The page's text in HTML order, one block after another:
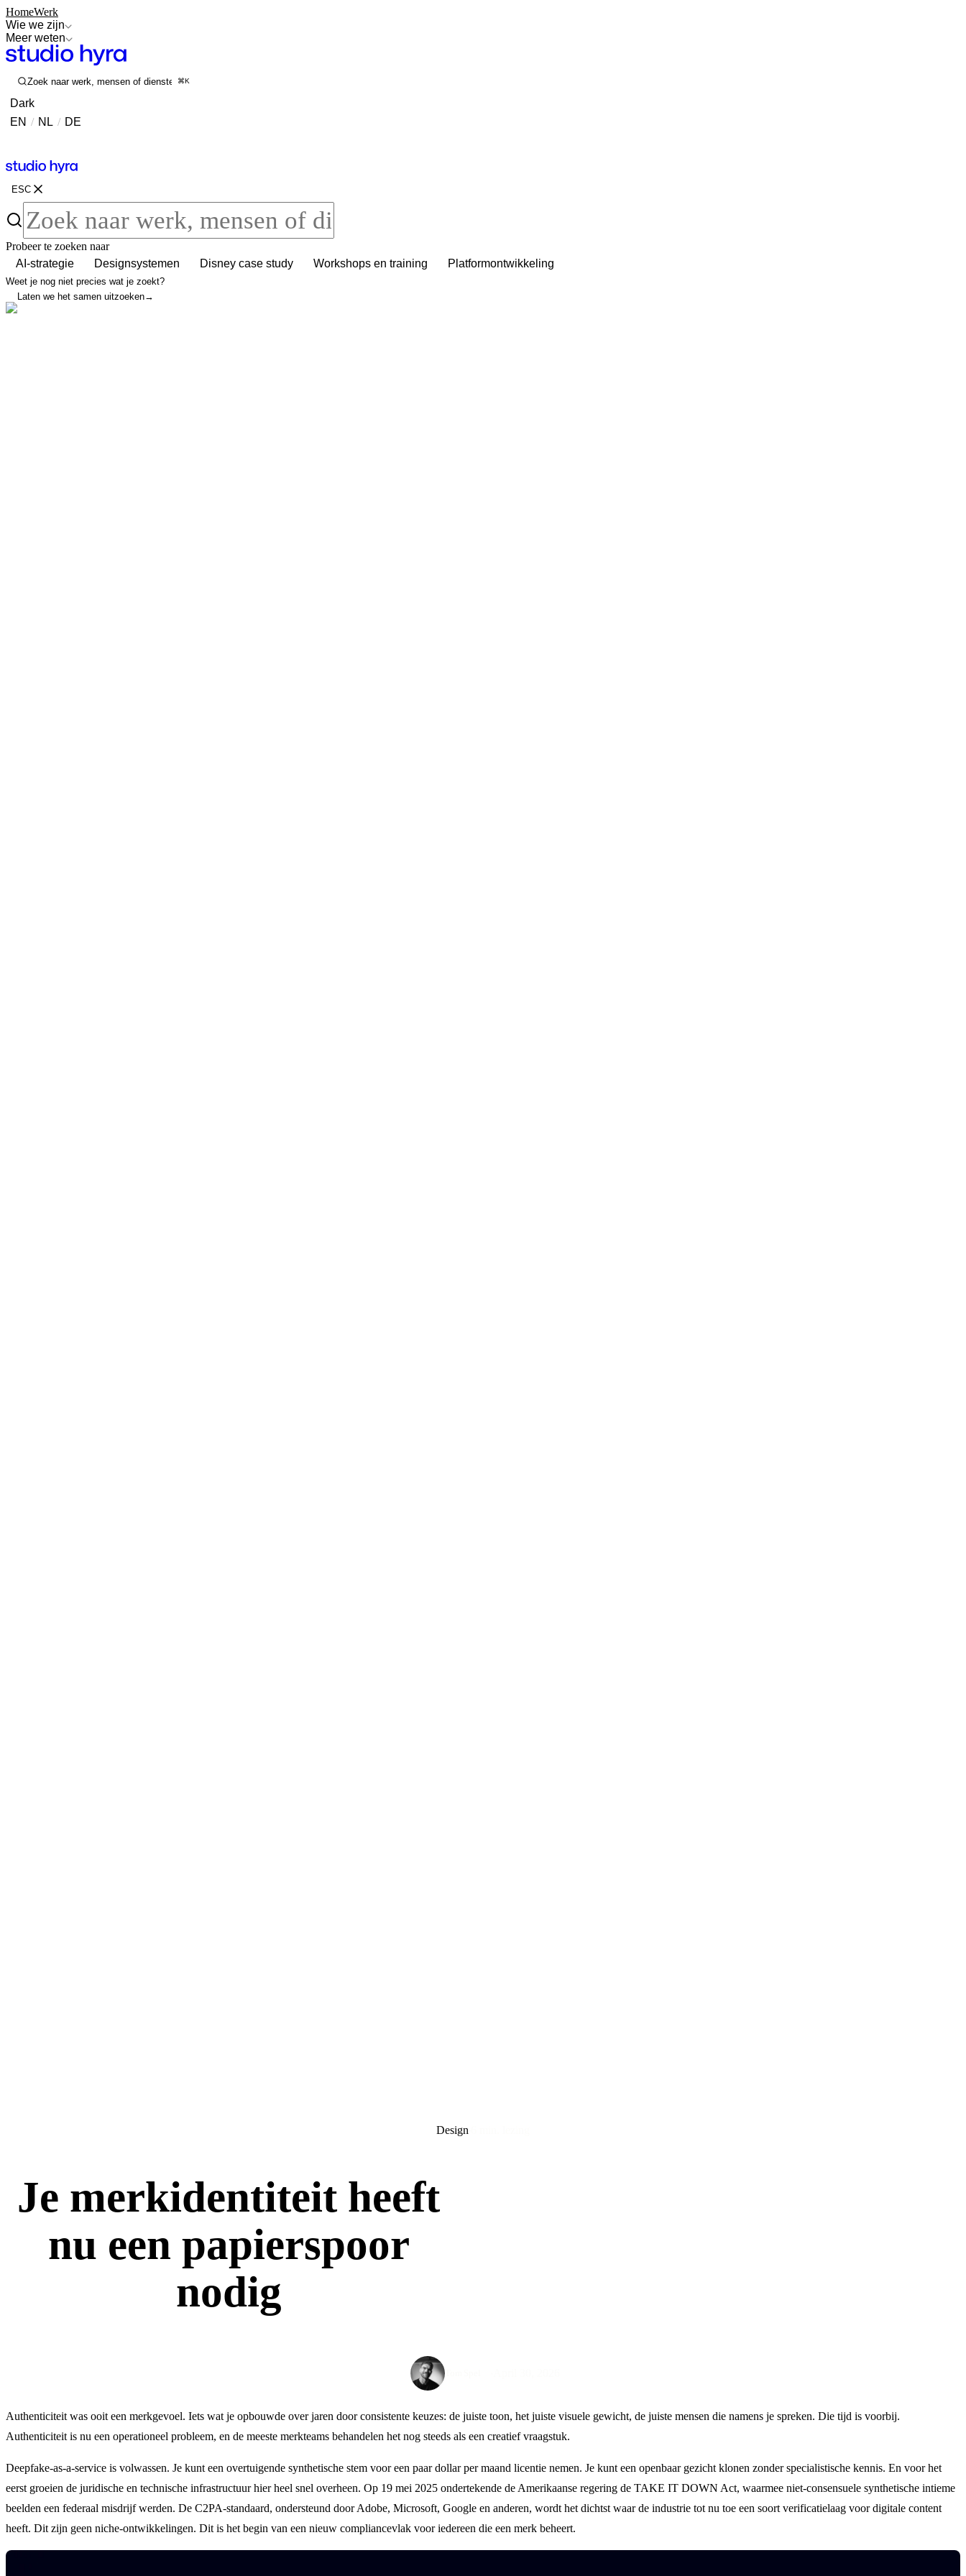
HomeWerk
Wie we zijn
Meer weten
Zoek naar werk, mensen of diensten⌘K
Dark
EN / NL / DE
ESC
Probeer te zoeken naar
AI-strategie
Designsystemen Disney case study Workshops en training Platformontwikkeling
Weet je nog niet precies wat je zoekt?
Laten we het samen uitzoeken→
Design
Je merkidentiteit heeft
nu een papierspoor
nodig
Tom Spel
Authenticiteit was ooit een merkgevoel. Iets wat je opbouwde over jaren door consistente keuzes: de juiste toon, het juiste visuele gewicht, de juiste mensen die namens je spreken. Die tijd is voorbij.
Authenticiteit is nu een operationeel probleem, en de meeste merkteams behandelen het nog steeds als een creatief vraagstuk.
Deepfake-as-a-service is volwassen. Je kunt een overtuigende synthetische stem voor een paar dollar per maand licentie nemen. Je kunt een openbaar gezicht klonen zonder specialistische kennis. En voor het
eerst groeien de juridische en technische infrastructuur hier heel snel overheen. Op 19 mei 2025 ondertekende de Amerikaanse regering de TAKE IT DOWN Act, waarmee niet-consensuele synthetische intieme
beelden een federaal misdrijf werden. De C2PA-standaard, ondersteund door Adobe, Microsoft, Google en anderen, wordt het dichtst waar de industrie tot nu toe een soort verificatielaag voor digitale content
heeft. Dit zijn geen niche-ontwikkelingen. Dit is het begin van een nieuw compliancevlak voor iedereen die een merk beheert.